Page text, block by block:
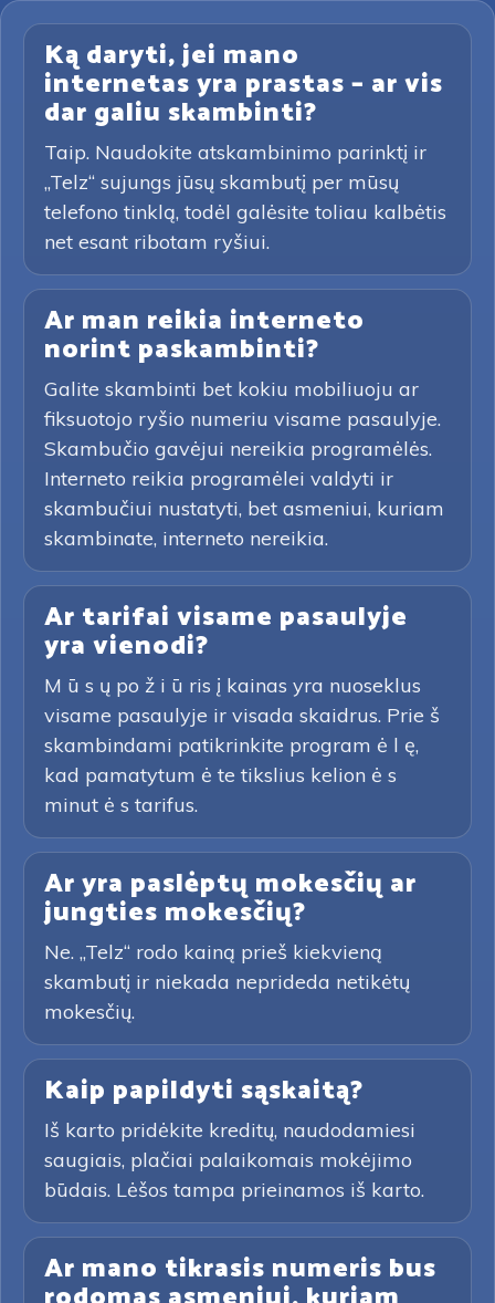
Ką daryti, jei mano
internetas yra prastas – ar vis
dar galiu skambinti?
Taip. Naudokite atskambinimo parinktį ir
„Telz“ sujungs jūsų skambutį per mūsų
telefono tinklą, todėl galėsite toliau kalbėtis
net esant ribotam ryšiui.
Ar man reikia interneto
norint paskambinti?
Galite skambinti bet kokiu mobiliuoju ar
fiksuotojo ryšio numeriu visame pasaulyje.
Skambučio gavėjui nereikia programėlės.
Interneto reikia programėlei valdyti ir
skambučiui nustatyti, bet asmeniui, kuriam
skambinate, interneto nereikia.
Ar tarifai visame pasaulyje
yra vienodi?
M ū s ų po ž i ū ris į kainas yra nuoseklus
visame pasaulyje ir visada skaidrus. Prie š
skambindami patikrinkite program ė l ę,
kad pamatytum ė te tikslius kelion ė s
minut ė s tarifus.
Ar yra paslėptų mokesčių ar
jungties mokesčių?
Ne. „Telz“ rodo kainą prieš kiekvieną
skambutį ir niekada neprideda netikėtų
mokesčių.
Kaip papildyti sąskaitą?
Iš karto pridėkite kreditų, naudodamiesi
saugiais, plačiai palaikomais mokėjimo
būdais. Lėšos tampa prieinamos iš karto.
Ar mano tikrasis numeris bus